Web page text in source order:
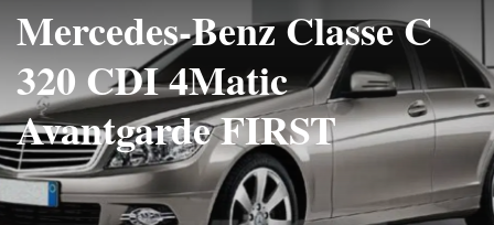
Mercedes-Benz Classe C
320 CDI 4Matic
Avantgarde FIRST